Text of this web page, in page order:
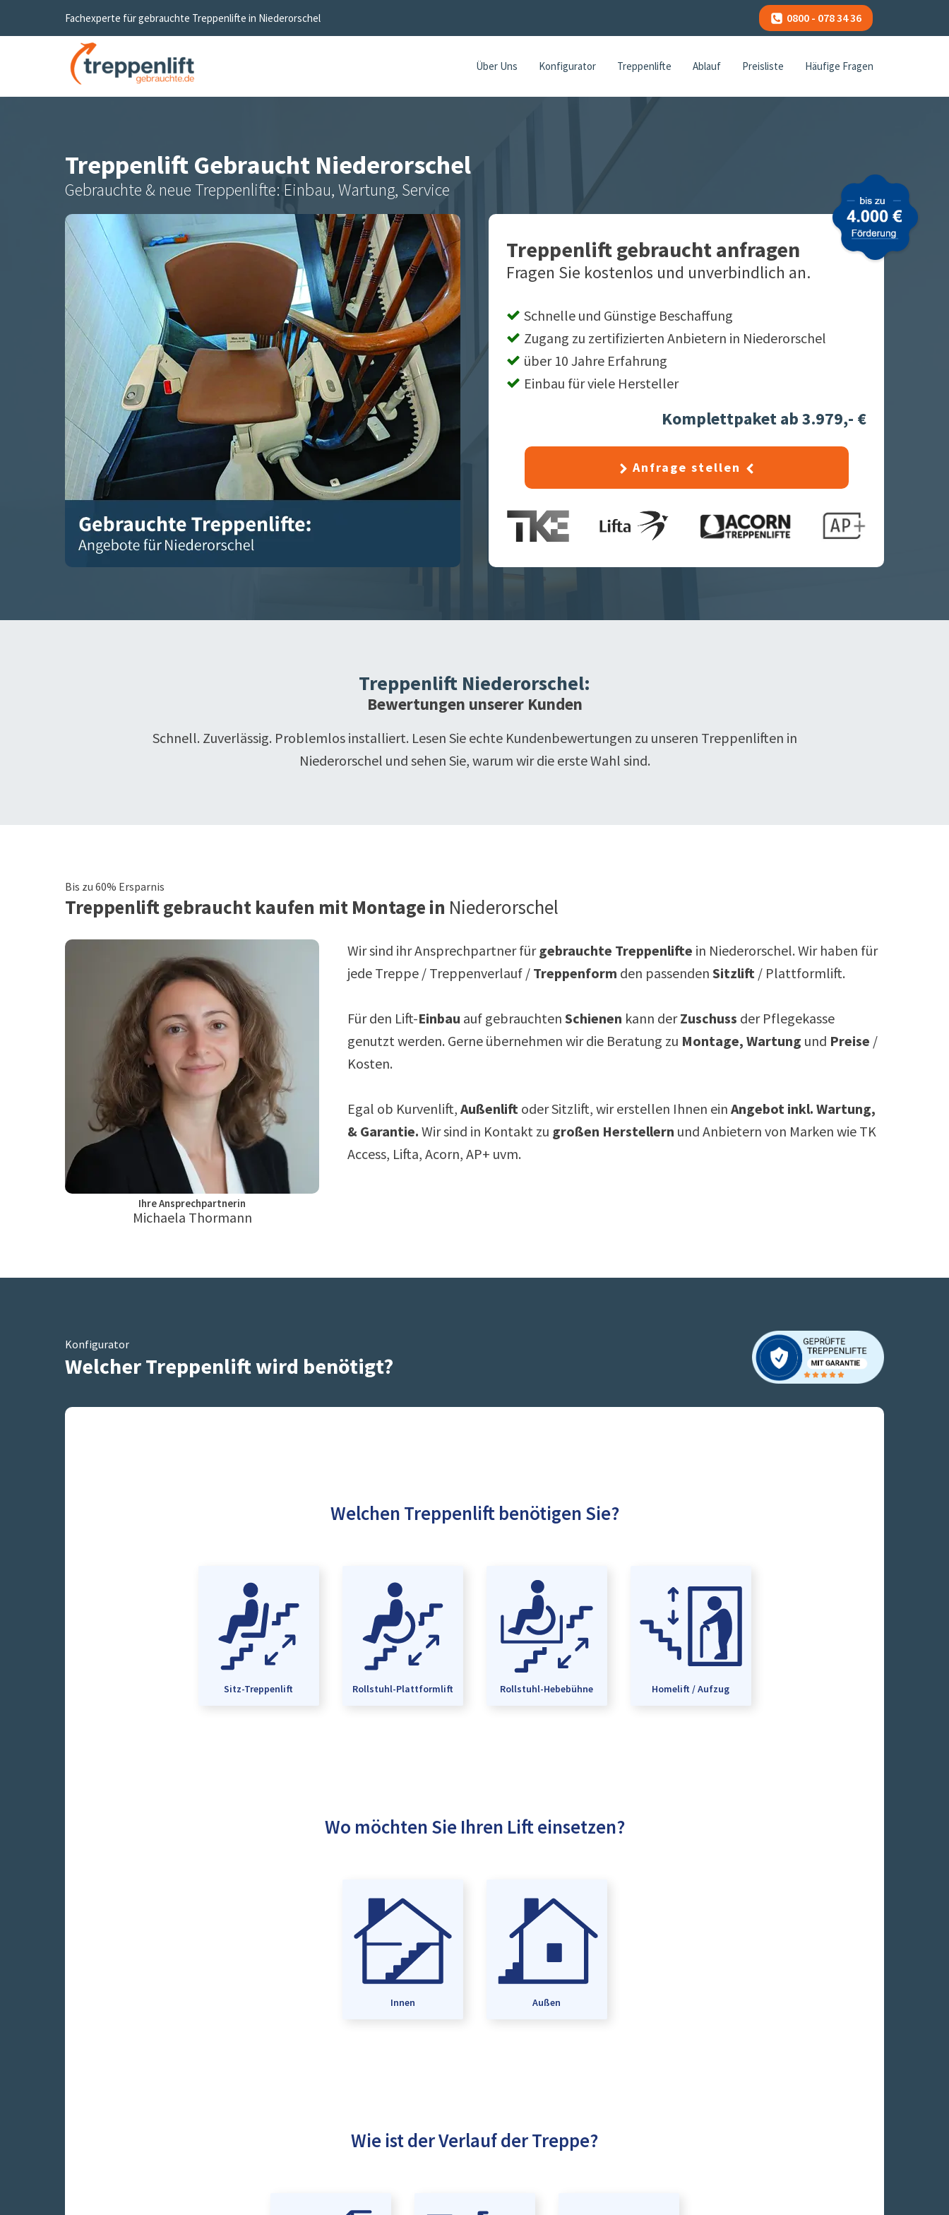
Fachexperte für gebrauchte Treppenlifte in Niederorschel 0800 - 078 34 36
Über Uns Konfigurator Treppenlifte Ablauf Preisliste Häufige Fragen
Treppenlift Gebraucht Niederorschel
Gebrauchte & neue Treppenlifte: Einbau, Wartung, Service
Treppenlift gebraucht anfragen
Fragen Sie kostenlos und unverbindlich an.
Schnelle und Günstige Beschaffung
Zugang zu zertifizierten Anbietern in Niederorschel
über 10 Jahre Erfahrung
Einbau für viele Hersteller
Komplettpaket ab 3.979,- €
Anfrage stellen
Treppenlift Niederorschel:
Bewertungen unserer Kunden
Schnell. Zuverlässig. Problemlos installiert. Lesen Sie echte Kundenbewertungen zu unseren Treppenliften in
Niederorschel und sehen Sie, warum wir die erste Wahl sind.
Bis zu 60% Ersparnis
Treppenliftgebraucht kaufen mit Montage in Niederorschel
Ihre Ansprechpartnerin
Michaela Thormann
Wir sind ihr Ansprechpartner fürgebrauchte Treppenlifte in Niederorschel. Wir haben für
jede Treppe / Treppenverlauf / Treppenform den passenden Sitzlift / Plattformlift.
Für den Lift-Einbau auf gebrauchten Schienen kann derZuschuss der Pflegekasse
genutzt werden. Gerne übernehmen wir die Beratung zu Montage, Wartung und Preise /
Kosten.
Egal ob Kurvenlift, Außenlift oder Sitzlift, wir erstellen Ihnen ein Angebot inkl. Wartung,
& Garantie. Wir sind in Kontakt zu großen Herstellern und Anbietern von Marken wie TK
Access, Lifta, Acorn, AP+ uvm.
Konfigurator
Welcher Treppenlift wird benötigt?
Welchen Treppenlift benötigen Sie?
Sitz-Treppenlift Rollstuhl-Plattformlift Rollstuhl-Hebebühne Homelift / Aufzug
Wo möchten Sie Ihren Lift einsetzen?
Innen Außen
Wie ist der Verlauf der Treppe?